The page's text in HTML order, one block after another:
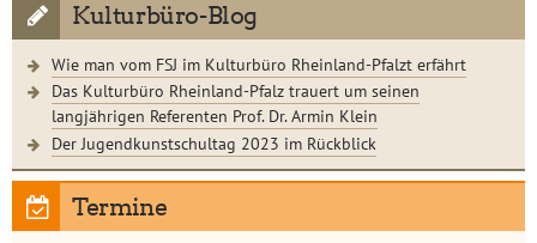
Kulturbüro-Blog
Wie man vom FSJ im Kulturbüro Rheinland-Pfalzt erfährt
Das Kulturbüro Rheinland-Pfalz trauert um seinen
langjährigen Referenten Prof. Dr. Armin Klein
Der Jugendkunstschultag 2023 im Rückblick
Termine